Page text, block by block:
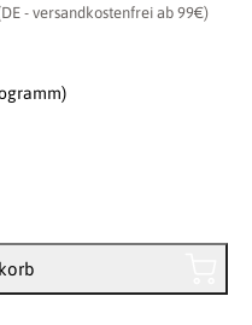
- versandkostenfrei ab 99€)